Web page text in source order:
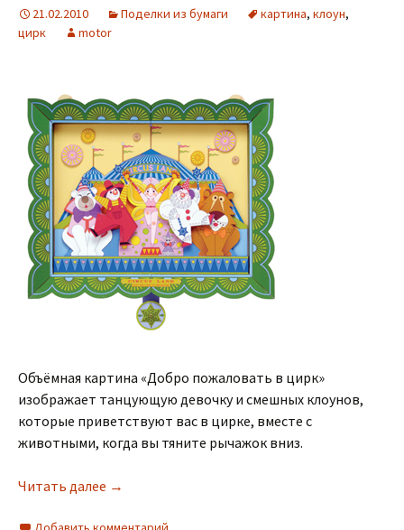
21.02.2010 Поделки из бумаги картина, клоун,
цирк
motor
Объёмная картина «Добро пожаловать в цирк»
изображает танцующую девочку и смешных клоунов,
которые приветствуют вас в цирке, вместе с
животными, когда вы тяните рычажок вниз.
Читать далее →